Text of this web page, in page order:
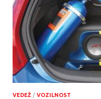
VEDEŽ / VOZILNOST